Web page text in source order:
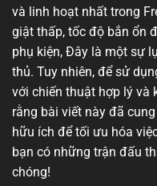
và linh hoạt nhất trong
giật thấp, tốc độ bắn ổn
phụ kiện, Đây là một sự
thủ. Tuy nhiên, để sử
với chiến thuật hợp lý và
rằng bài viết này đã
hữu ích để tối ưu hóa
bạn có những trận đấu
chóng!